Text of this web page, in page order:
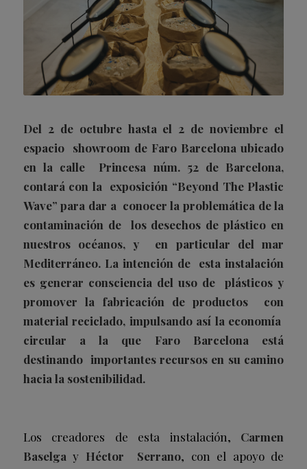
Del 2 de octubre hasta el 2 de noviembre el
espacio showroom de Faro Barcelona ubicado
en la calle Princesa núm. 52 de Barcelona,
contará con la exposición “Beyond The Plastic
Wave” para dar a conocer la problemática de la
contaminación de los desechos de plástico en
nuestros océanos, y en particular del mar
Mediterráneo. La intención de esta instalación
es generar consciencia del uso de plásticos y
promover la fabricación de productos con
material reciclado, impulsando así la economía
circular a la que Faro Barcelona está
destinando importantes recursos en su camino
hacia la sostenibilidad.
Los creadores de esta instalación, Carmen
Baselgay Héctor Serrano, con el apoyo de